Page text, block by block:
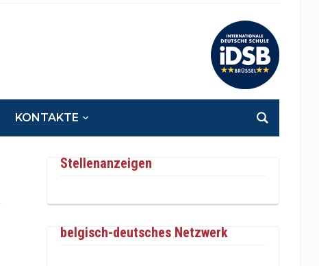
KONTAKTE
Stellenanzeigen
belgisch-deutsches Netzwerk